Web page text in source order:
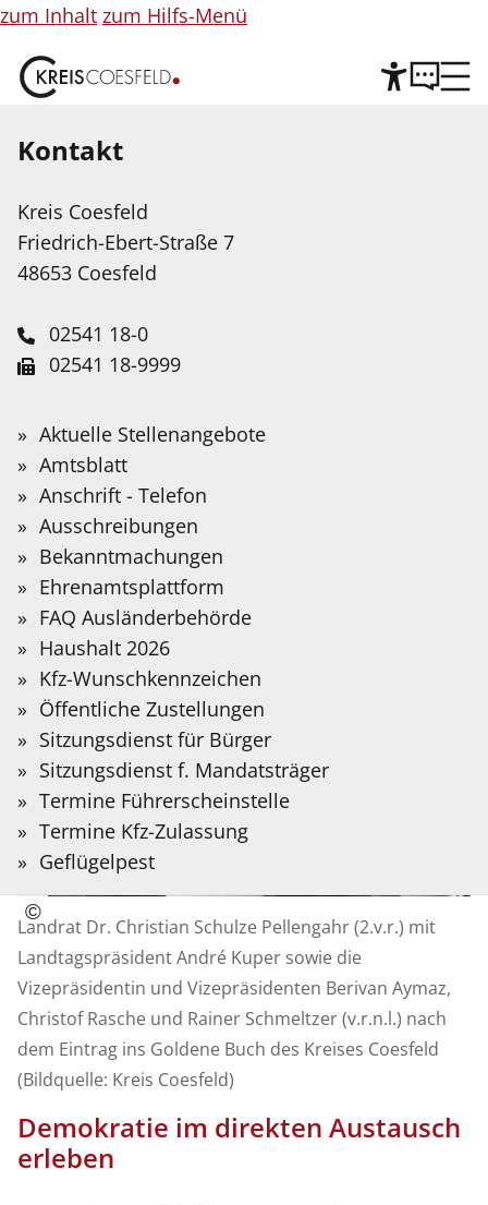
zum Inhalt zum Hilfs-Menü
Copyright
©
Service-Portal
„Landtag lokal“ im Kreis
Coesfeld
Meldung
vom:
19.05.2026
Copyright
Abbildung
©
Landrat Dr. Christian Schulze Pellengahr (2.v.r.) mit
Landtagspräsident André Kuper sowie die
Vizepräsidentin und Vizepräsidenten Berivan Aymaz,
Christof Rasche und Rainer Schmeltzer (v.r.n.l.) nach
dem Eintrag ins Goldene Buch des Kreises Coesfeld
(Bildquelle: Kreis Coesfeld)
Demokratie im direkten Austausch
erleben
Hilfe
Leichte Sprache
Wir stellen Inhalte unserer Web-Seite in Leichter
Hilfe Künstlicher Intelligenz weiter ausgebaut.
Gebärdensprache
Auf der folgenden Seite stellen wir Informationen
in Deutscher Gebärdensprache bereit, die mit
Hilfe Künstlicher Intelligenz übersetzt wurden.
Gebärdensprache
Kontakt
Kreis Coesfeld
Friedrich-Ebert-Straße 7
48653 Coesfeld
02541 18-0
02541 18-9999
info@kreis-coesfeld.de
Kontaktformular
Suche
Wonach
suchen
Sie?
Bitte
Suchbegriff
eingeben.
Aktuelle Stellenangebote
Amtsblatt
Anschrift - Telefon
Ausschreibungen
Bekanntmachungen
Ehrenamtsplattform
FAQ Ausländerbehörde
Haushalt 2026
Kfz-Wunschkennzeichen
Öffentliche Zustellungen
Sitzungsdienst für Bürger
Sitzungsdienst f. Mandatsträger
Termine Führerscheinstelle
Termine Kfz-Zulassung
Geflügelpest